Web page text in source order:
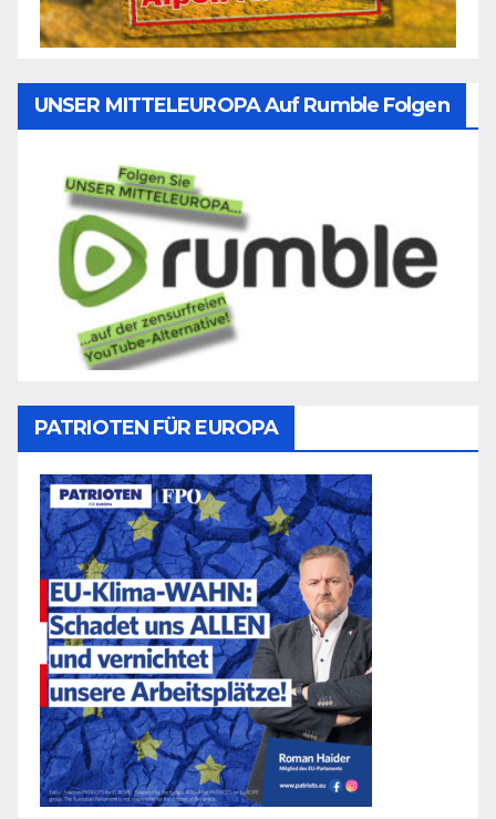
UNSER MITTELEUROPA Auf Rumble Folgen
PATRIOTEN FÜR EUROPA